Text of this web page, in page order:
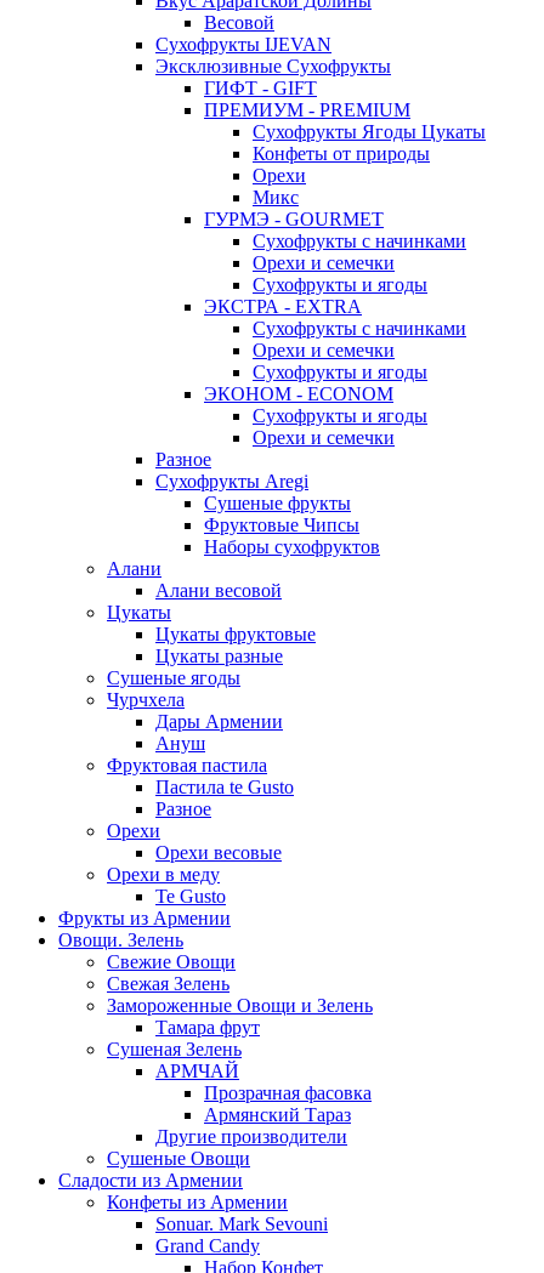
Весовой
Сухофрукты IJEVAN
Эксклюзивные Сухофрукты
ГИФТ - GIFT
ПРЕМИУМ - PREMIUM
Сухофрукты Ягоды Цукаты
Конфеты от природы
Орехи
Микс
ГУРМЭ - GOURMET
Сухофрукты с начинками
Орехи и семечки
Сухофрукты и ягоды
ЭКСТРА - EXTRA
Сухофрукты с начинками
Орехи и семечки
Сухофрукты и ягоды
ЭКОНОМ - ECONOM
Сухофрукты и ягоды
Орехи и семечки
Разное
Сухофрукты Aregi
Сушеные фрукты
Фруктовые Чипсы
Наборы сухофруктов
Алани
Алани весовой
Цукаты
Цукаты фруктовые
Цукаты разные
Сушеные ягоды
Чурчхела
Дары Армении
Ануш
Фруктовая пастила
Пастила te Gusto
Разное
Орехи
Орехи весовые
Орехи в меду
Te Gusto
Фрукты из Армении
Овощи. Зелень
Свежие Овощи
Свежая Зелень
Замороженные Овощи и Зелень
Тамара фрут
Сушеная Зелень
АРМЧАЙ
Прозрачная фасовка
Армянский Тараз
Другие производители
Сушеные Овощи
Сладости из Армении
Конфеты из Армении
Sonuar. Mark Sevouni
Grand Candy
Набор Конфет